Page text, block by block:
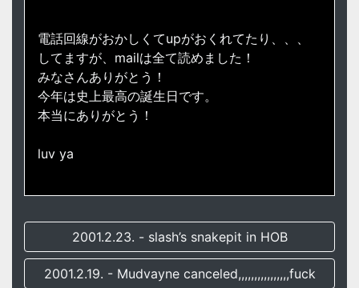
電話回線がおかしくてupがおくれてたり、、、
してますが、mailは全て読めました！
みなさんありがとう！
今年は史上最高の誕生日です。
本当にありがとう！
luv ya
2001.2.23. - slash’s snakepit in HOB
2001.2.19. - Mudvayne canceled,,,,,,,,,,,,,,,,fuck